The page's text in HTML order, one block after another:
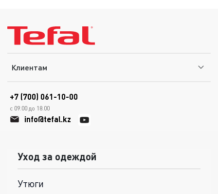
Клиентам
+7 (700) 061-10-00
с 09.00 до 18.00
info@tefal.kz
Уход за одеждой
Утюги